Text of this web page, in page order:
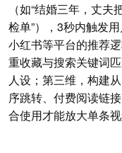
（如“结婚三年，丈
检单”），3秒内触发
小红书等平台的推荐
重收藏与搜索关键词
人设；第三维，构建
序跳转、付费阅读链
合使用才能放大单条